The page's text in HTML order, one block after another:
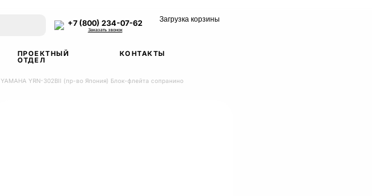
+7 (800) 234-07-62
Заказать звонок
Загрузка корзины
ПРОЕКТНЫЙ
ОТДЕЛ
КОНТАКТЫ
YAMAHA YRN-302BII (пр-во Япония) Блок-флейта сопранино